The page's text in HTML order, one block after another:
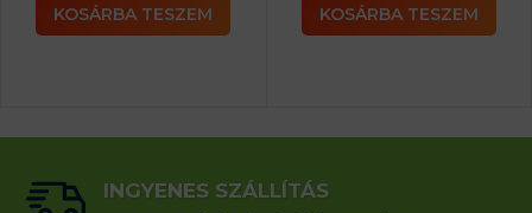
KOSÁRBA TESZEM KOSÁRBA TESZEM
INGYENES SZÁLLÍTÁS